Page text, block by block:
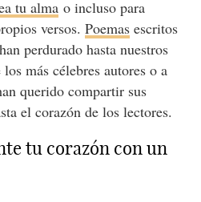
tu almao incluso para
versos. Poemasescritos
perdurado hasta nuestros
más célebres autores o a
querido compartir sus
el corazón de los lectores.
tu corazón con un